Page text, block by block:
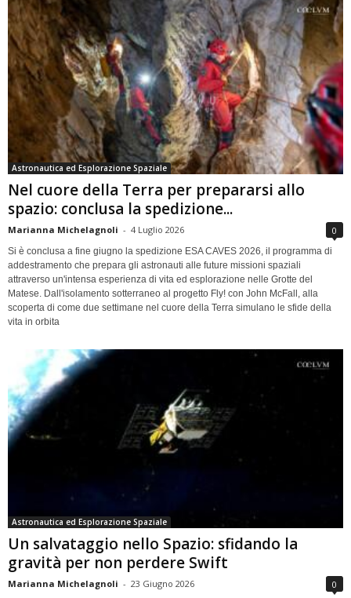
Astronautica ed Esplorazione Spaziale
Nel cuore della Terra per prepararsi allo
spazio: conclusa la spedizione...
Marianna Michelagnoli - 4 Luglio 2026 0
Si è conclusa a fine giugno la spedizione ESA CAVES 2026, il programma di
addestramento che prepara gli astronauti alle future missioni spaziali
attraverso un'intensa esperienza di vita ed esplorazione nelle Grotte del
Matese. Dall'isolamento sotterraneo al progetto Fly! con John McFall, alla
scoperta di come due settimane nel cuore della Terra simulano le sfide della
vita in orbita
Astronautica ed Esplorazione Spaziale
Un salvataggio nello Spazio: sfidando la
gravità per non perdere Swift
Marianna Michelagnoli - 23 Giugno 2026 0